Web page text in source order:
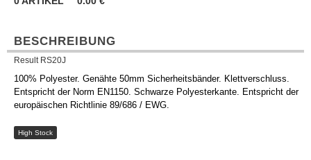
BESCHREIBUNG
Result RS20J
100% Polyester. Genähte 50mm Sicherheitsbänder. Klettverschluss.
Entspricht der Norm EN1150. Schwarze Polyesterkante. Entspricht der
europäischen Richtlinie 89/686 / EWG.
High Stock